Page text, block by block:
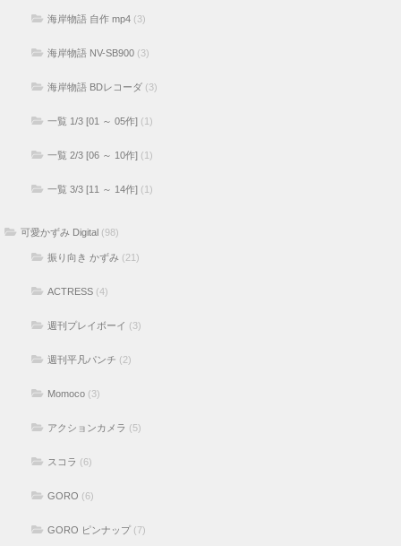
海岸物語 自作 mp4 (3)
海岸物語 NV-SB900 (3)
海岸物語 BDレコーダ (3)
一覧 1/3 [01 ～ 05作] (1)
一覧 2/3 [06 ～ 10作] (1)
一覧 3/3 [11 ～ 14作] (1)
可愛かずみ Digital (98)
振り向き かずみ (21)
ACTRESS (4)
週刊プレイボーイ (3)
週刊平凡パンチ (2)
Momoco (3)
アクションカメラ (5)
スコラ (6)
GORO (6)
GORO ピンナップ (7)